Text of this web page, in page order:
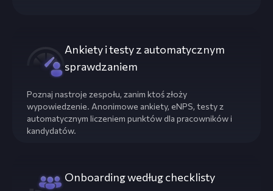
Ankiety i testy z automatycznym
sprawdzaniem
Poznaj nastroje zespołu, zanim ktoś złoży
wypowiedzenie. Anonimowe ankiety, eNPS, testy z
automatycznym liczeniem punktów dla pracowników i
kandydatów.
Onboarding według checklisty